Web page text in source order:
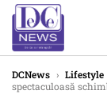
DCNews › Lifestyle
spectaculoasă